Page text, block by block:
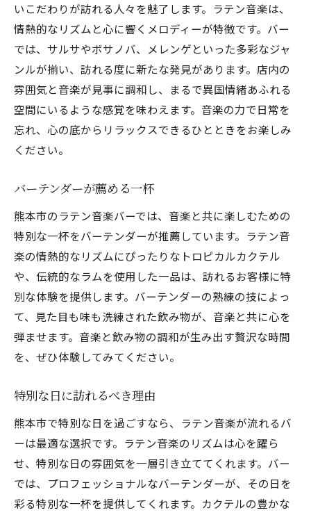
いこだわりが訪れる人々を魅了します。ラテン音楽は、
情熱的なリズムと心に響くメロディーが特徴です。バー
では、サルサやボサノバ、メレンゲといった多彩なジャ
ンルが揃い、訪れる度に新たな発見があります。店内の
雰囲気と音楽が見事に調和し、まるで異国情緒あふれる
空間にいるような感覚を味わえます。音楽の力で日常を
忘れ、心の底からリラックスできるひとときをお楽しみ
ください。
バーテンダーが薦める一杯
熊本市のラテン音楽バーでは、音楽と共に楽しむための
特別な一杯をバーテンダーが推薦しています。ラテン音
楽の情熱的なリズムにぴったりなトロピカルカクテル
や、伝統的なラムを使用した一品は、訪れるお客様に特
別な体験を提供します。バーテンダーの熟練の技によっ
て、見た目も味も洗練された飲み物が、音楽と共に心を
弾ませます。音楽と飲み物の調和が生み出す贅沢な時間
を、ぜひ体験してみてください。
特別な日に訪れるべき理由
熊本市で特別な日を過ごすなら、ラテン音楽が流れるバ
ーは最適な選択です。ラテン音楽のリズムは心を躍ら
せ、特別な日の雰囲気を一層引き立ててくれます。バー
では、プロフェッショナルなバーテンダーが、その日を
彩る特別な一杯を提供してくれます。カクテルの豊かな